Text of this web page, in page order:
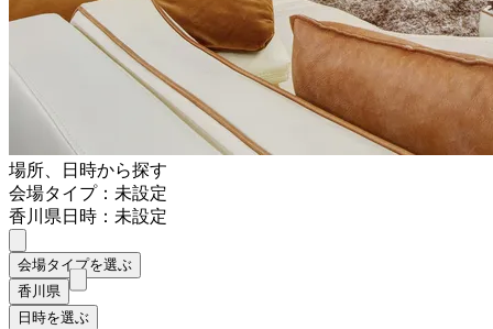
場所、日時から探す
会場タイプ：未設定
香川県日時：未設定
会場タイプを選ぶ
香川県
日時を選ぶ